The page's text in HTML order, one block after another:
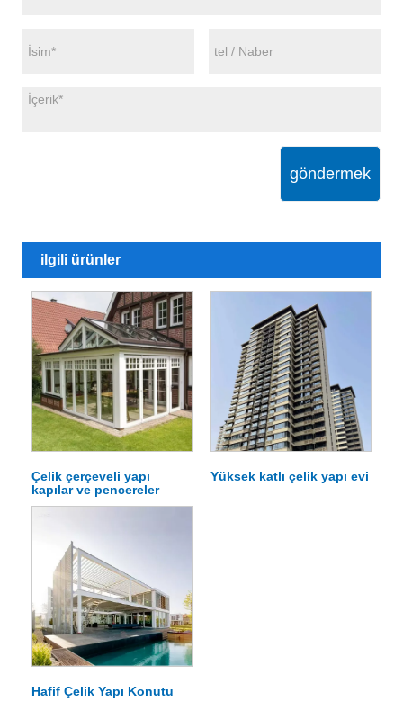
göndermek
ilgili ürünler
Çelik çerçeveli yapı
kapılar ve pencereler
Yüksek katlı çelik yapı evi
Hafif Çelik Yapı Konutu